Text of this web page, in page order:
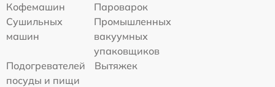
Кофемашин
Пароварок
Сушильных
машин
Промышленных
вакуумных
упаковщиков
Подогревателей
посуды и пищи
Вытяжек